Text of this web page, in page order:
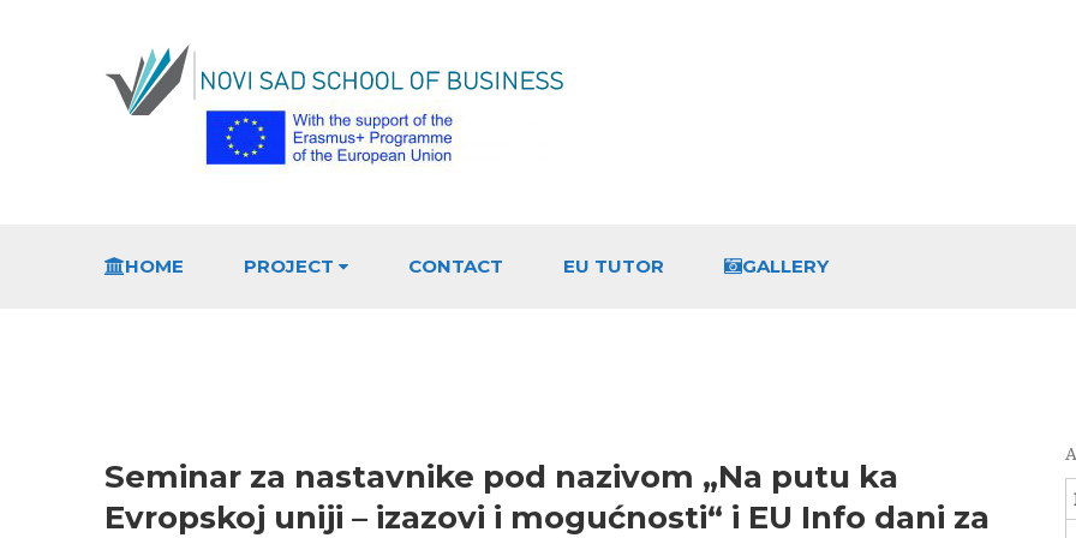
HOME PROJECT CONTACT EU TUTOR GALLERY
Seminar za nastavnike pod nazivom „Na putu ka
Evropskoj uniji – izazovi i mogućnosti“ i EU Info dani za